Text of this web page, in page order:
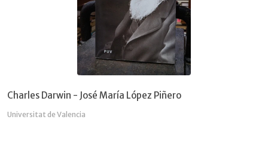
Charles Darwin - José María López Piñero
Universitat de Valencia